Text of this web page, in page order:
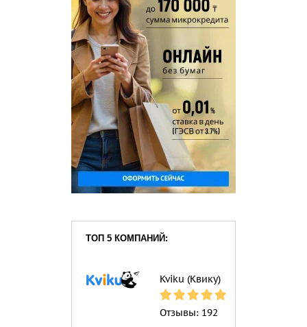
ТОП 5 КОМПАНИЙ:
Kviku (Квику)
Отзывы: 192